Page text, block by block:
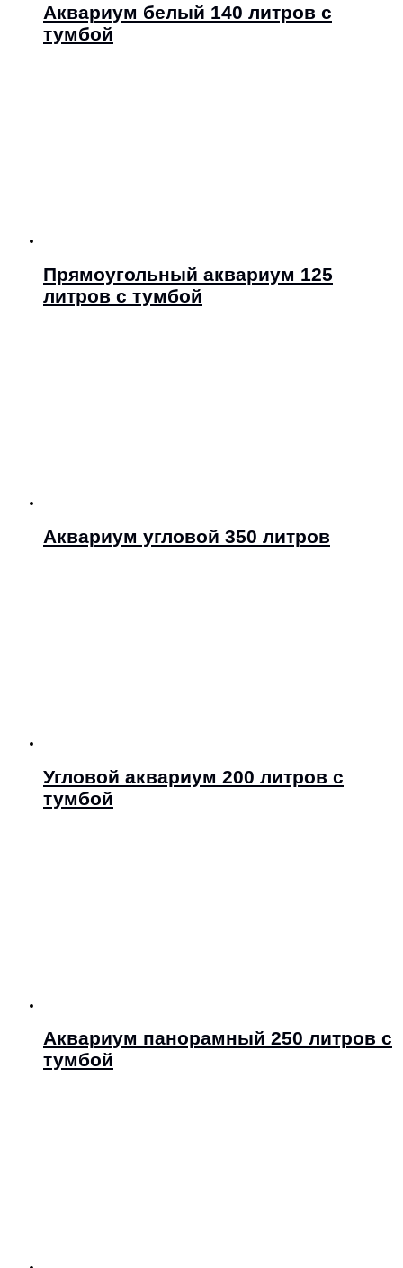
Аквариум белый 140 литров с
тумбой
Прямоугольный аквариум 125
литров с тумбой
Аквариум угловой 350 литров
Угловой аквариум 200 литров с
тумбой
Аквариум панорамный 250 литров с
тумбой